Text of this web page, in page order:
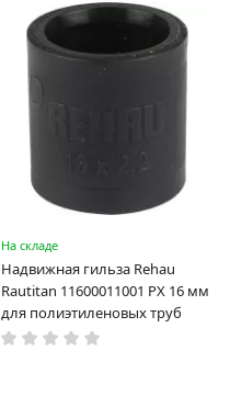
На складе
Надвижная гильза Rehau
Rautitan 11600011001 PX 16 мм
для полиэтиленовых труб